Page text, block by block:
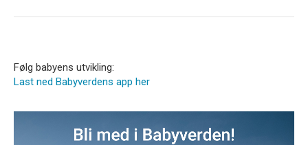
Følg babyens utvikling:
Last ned Babyverdens app her